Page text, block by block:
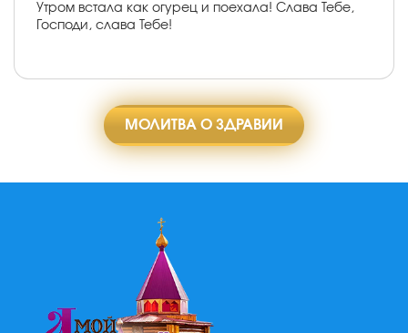
Утром встала как огурец и поехала! Слава Тебе,
Господи, слава Тебе!
МОЛИТВА О ЗДРАВИИ